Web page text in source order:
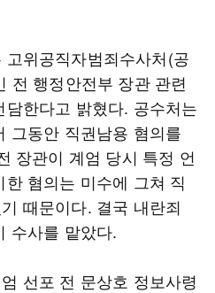
위공직자범죄수사처(공
전 행정안전부 장관 관련
한다고 밝혔다. 공수처는
그동안 직권남용 혐의를
장관이 계엄 당시 특정 언
한 혐의는 미수에 그쳐 직
때문이다. 결국 내란죄
수사를 맡았다.
선포 전 문상호 정보사령